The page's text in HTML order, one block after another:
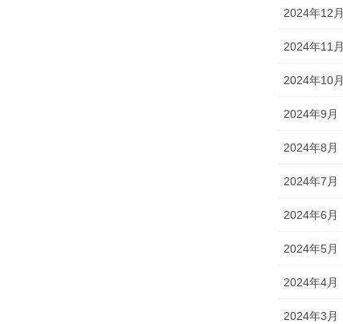
2024年12月
2024年11月
2024年10月
2024年9月
2024年8月
2024年7月
2024年6月
2024年5月
2024年4月
2024年3月